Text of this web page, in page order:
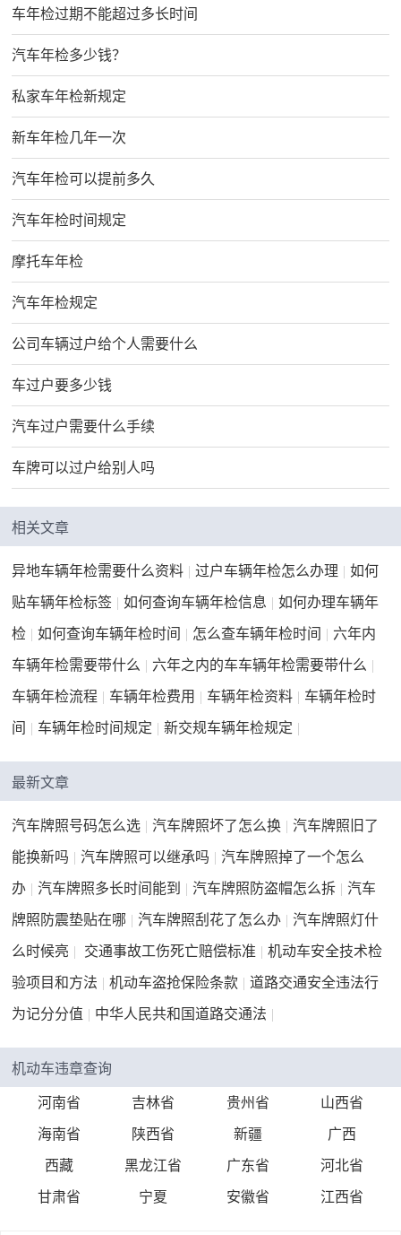
车年检过期不能超过多长时间
汽车年检多少钱？
私家车年检新规定
新车年检几年一次
汽车年检可以提前多久
汽车年检时间规定
摩托车年检
汽车年检规定
公司车辆过户给个人需要什么
车过户要多少钱
汽车过户需要什么手续
车牌可以过户给别人吗
相关文章
异地车辆年检需要什么资料 | 过户车辆年检怎么办理 | 如何
贴车辆年检标签 | 如何查询车辆年检信息 | 如何办理车辆年
检 | 如何查询车辆年检时间 | 怎么查车辆年检时间 | 六年内
车辆年检需要带什么 | 六年之内的车车辆年检需要带什么 |
车辆年检流程 | 车辆年检费用 | 车辆年检资料 | 车辆年检时
间 | 车辆年检时间规定 | 新交规车辆年检规定 |
最新文章
汽车牌照号码怎么选 | 汽车牌照坏了怎么换 | 汽车牌照旧了
能换新吗 | 汽车牌照可以继承吗 | 汽车牌照掉了一个怎么
办 | 汽车牌照多长时间能到 | 汽车牌照防盗帽怎么拆 | 汽车
牌照防震垫贴在哪 | 汽车牌照刮花了怎么办 | 汽车牌照灯什
么时候亮 | 交通事故工伤死亡赔偿标准 | 机动车安全技术检
验项目和方法 | 机动车盗抢保险条款 | 道路交通安全违法行
为记分分值 | 中华人民共和国道路交通法 |
机动车违章查询
河南省 吉林省 贵州省 山西省
海南省 陕西省 新疆 广西
西藏 黑龙江省 广东省 河北省
甘肃省 宁夏 安徽省 江西省